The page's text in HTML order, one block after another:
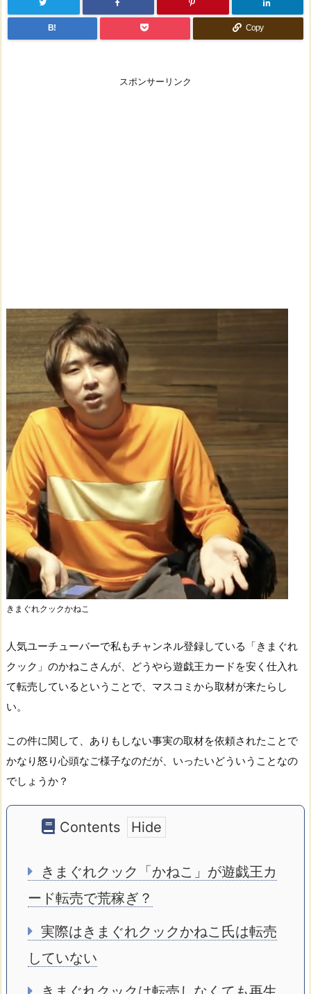
B! Copy
スポンサーリンク
きまぐれクックかねこ
人気ユーチューバーで私もチャンネル登録している「きまぐれ
クック」のかねこさんが、どうやら遊戯王カードを安く仕入れ
て転売しているということで、マスコミから取材が来たらし
い。
この件に関して、ありもしない事実の取材を依頼されたことで
かなり怒り心頭なご様子なのだが、いったいどういうことなの
でしょうか？
Contents
きまぐれクック「かねこ」が遊戯王カ
ード転売で荒稼ぎ？
実際はきまぐれクックかねこ氏は転売
していない